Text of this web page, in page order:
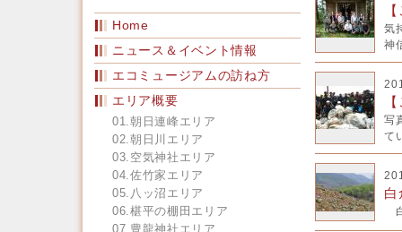
Home
ニュース＆イベント情報
エコミュージアムの訪ね方
エリア概要
01.朝日連峰エリア
02.朝日川エリア
03.空気神社エリア
04.佐竹家エリア
05.八ッ沼エリア
06.椹平の棚田エリア
07.豊龍神社エリア
気
神
写
て
白